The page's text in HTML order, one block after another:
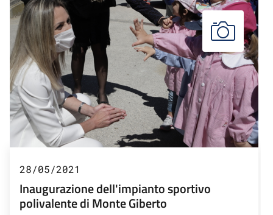
28/05/2021
Inaugurazione dell'impianto sportivo
polivalente di Monte Giberto